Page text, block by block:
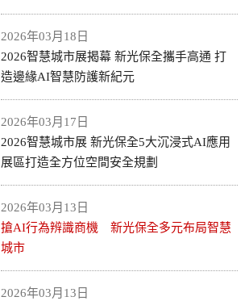
2026年03月18日
2026智慧城市展揭幕 新光保全攜手高通 打
造邊緣AI智慧防護新紀元
2026年03月17日
2026智慧城市展 新光保全5大沉浸式AI應用
展區打造全方位空間安全規劃
2026年03月13日
搶AI行為辨識商機 新光保全多元布局智慧
城市
2026年03月13日